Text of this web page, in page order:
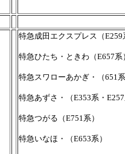
特急成田エクスプレス（E259
特急ひたち・ときわ（E657系
特急スワローあかぎ・（651
特急あずさ・（E353系・
特急つがる（E751系）
特急いなほ・（E653系）